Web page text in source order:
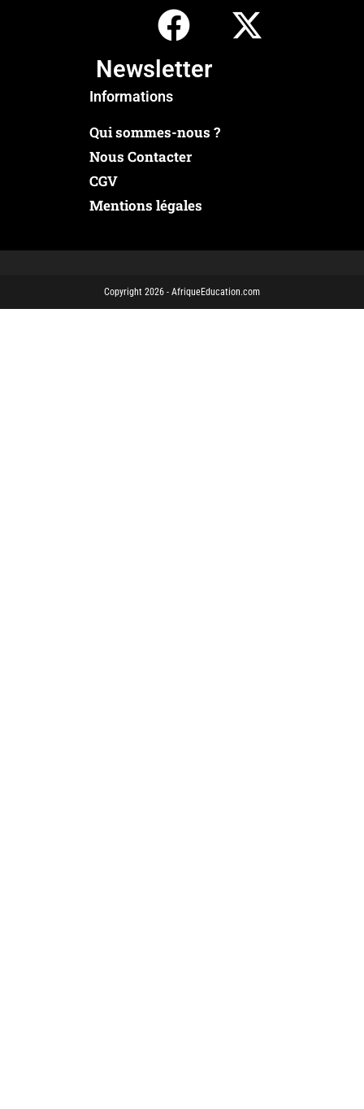
Newsletter
Informations
Qui sommes-nous ?
Nous Contacter
CGV
Mentions légales
Copyright 2026 - AfriqueEducation.com